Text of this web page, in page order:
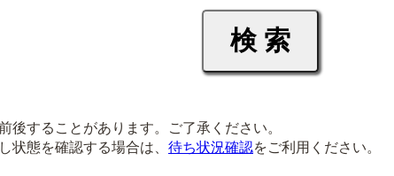
後することがあります。ご了承ください。
状態を確認する場合は、 待ち状況確認をご利用ください。